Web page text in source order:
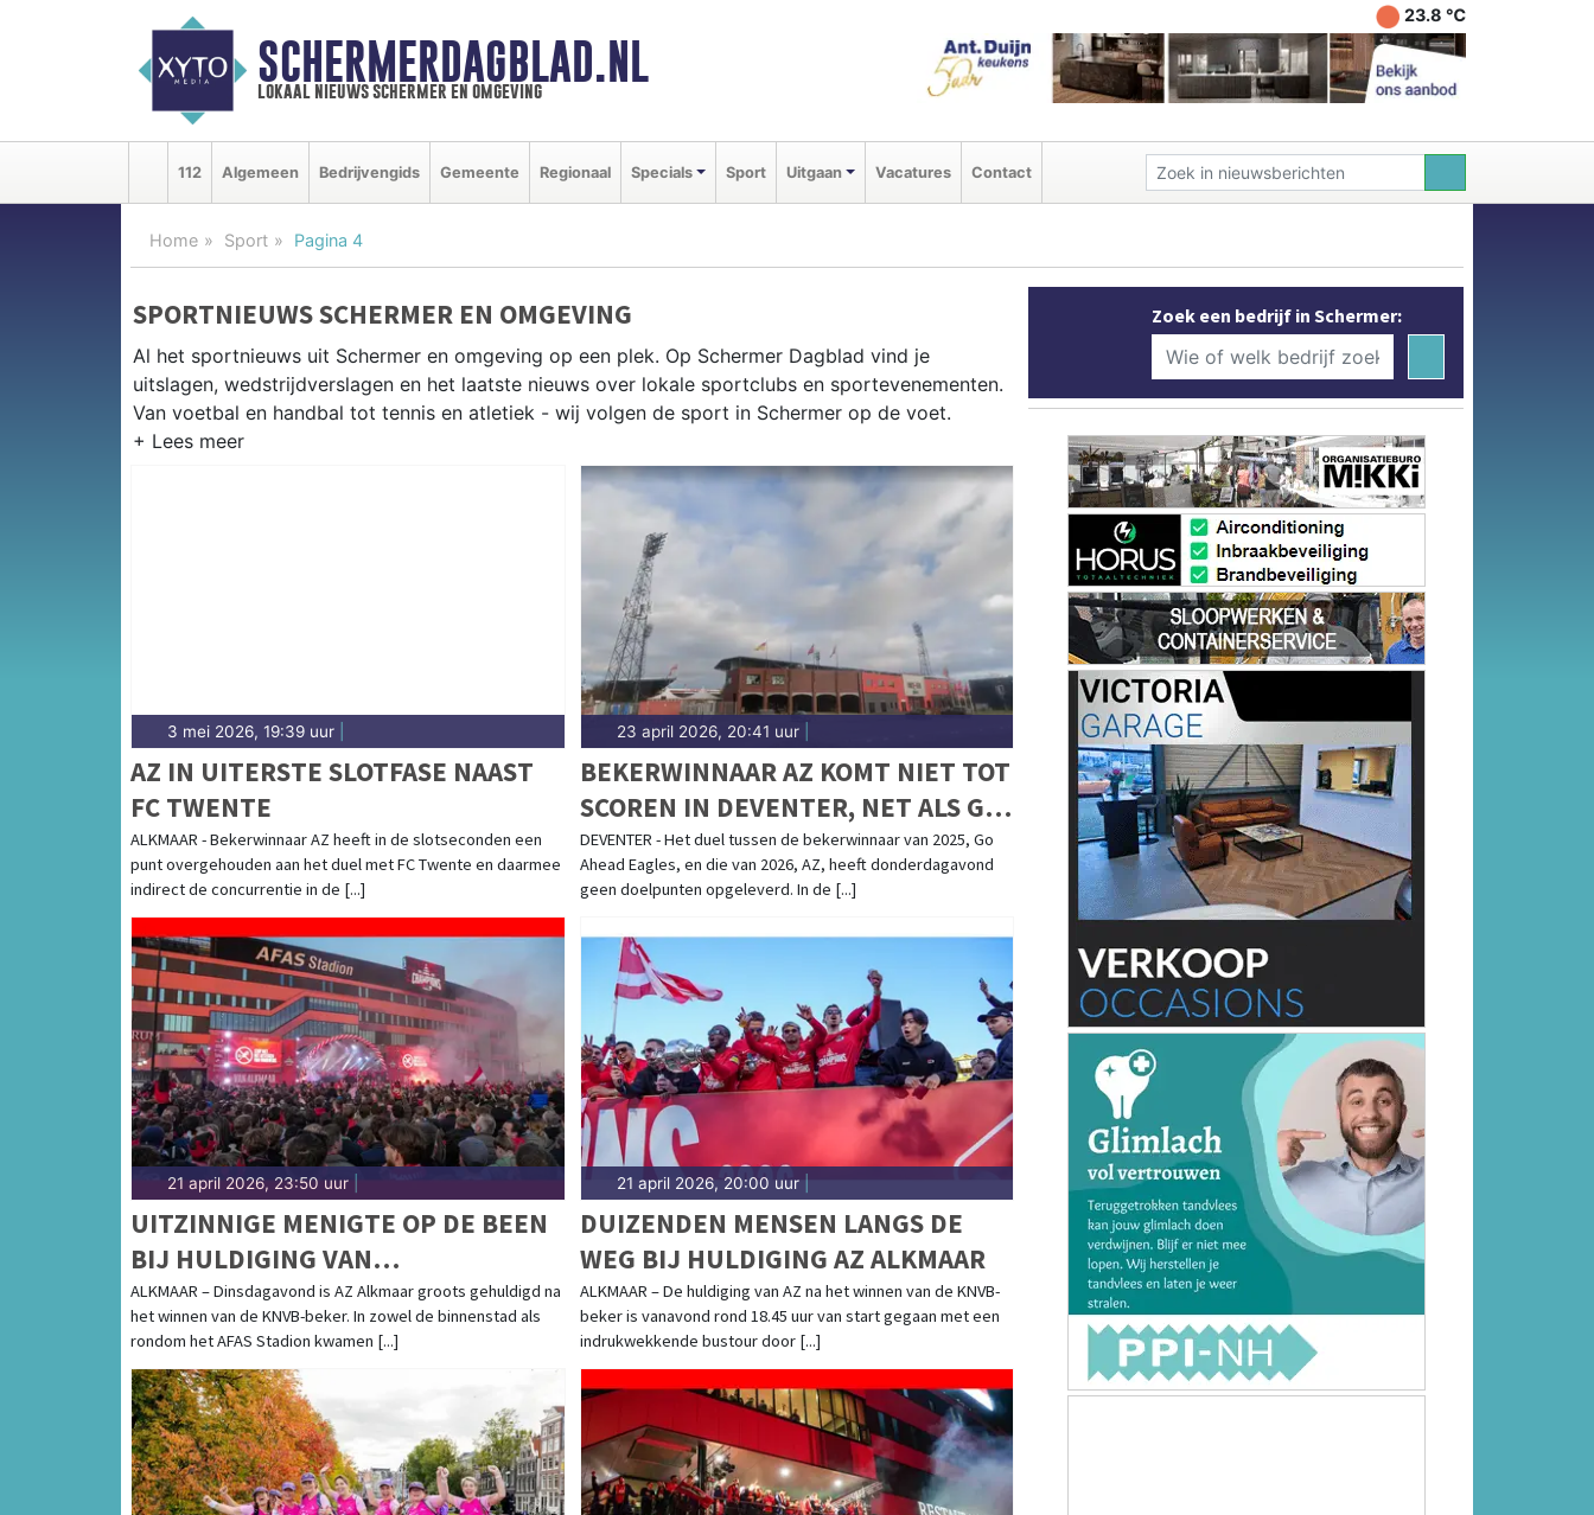
SCHERMERDAGBLAD.NL
lokaal nieuws schermer en omgeving
23.8 ℃
112 Algemeen Bedrijvengids Gemeente Regionaal Specials Sport Uitgaan Vacatures Contact
Home Sport Pagina 4
SPORTNIEUWS SCHERMER EN OMGEVING
Al het sportnieuws uit Schermer en omgeving op een plek. Op Schermer Dagblad vind je
uitslagen, wedstrijdverslagen en het laatste nieuws over lokale sportclubs en sportevenementen.
Van voetbal en handbal tot tennis en atletiek - wij volgen de sport in Schermer op de voet.
Van VV Schermer en de lokale sportverenigingen tot fietsen door de droogmakerij en wandelen
langs de historische molens van de Schermer — sport in Schermer is dorps. Blijf op de hoogte
3 mei 2026, 19:39 uur
AZ IN UITERSTE SLOTFASE NAAST
FC TWENTE
ALKMAAR - Bekerwinnaar AZ heeft in de slotseconden een
punt overgehouden aan het duel met FC Twente en daarmee
indirect de concurrentie in de [...]
23 april 2026, 20:41 uur|
BEKERWINNAAR AZ KOMT NIET TOT
SCOREN IN DEVENTER, NET ALS GO
AHEAD EAGLES
DEVENTER - Het duel tussen de bekerwinnaar van 2025, Go
Ahead Eagles, en die van 2026, AZ, heeft donderdagavond
geen doelpunten opgeleverd. In de [...]
21 april 2026, 23:50 uur
UITZINNIGE MENIGTE OP DE BEEN
BIJ HULDIGING VAN
BEKERWINNAAR AZ
ALKMAAR – Dinsdagavond is AZ Alkmaar groots gehuldigd na
het winnen van de KNVB-beker. In zowel de binnenstad als
rondom het AFAS Stadion kwamen [...]
21 april 2026, 20:00 uur|
DUIZENDEN MENSEN LANGS DE
WEG BIJ HULDIGING AZ ALKMAAR
ALKMAAR – De huldiging van AZ na het winnen van de KNVB-
beker is vanavond rond 18.45 uur van start gegaan met een
indrukwekkende bustour door [...]
Zoek een bedrijf in Schermer: